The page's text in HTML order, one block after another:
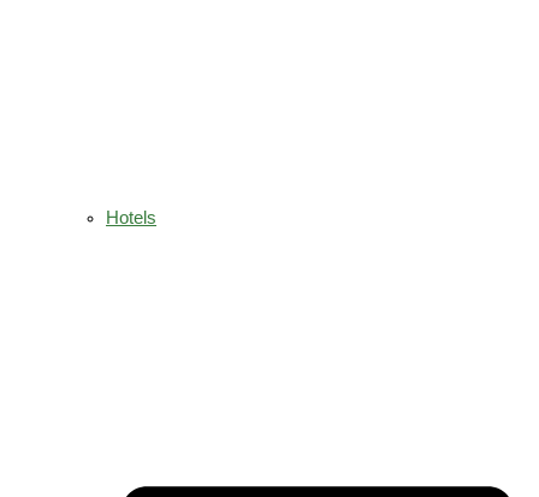
Hotels